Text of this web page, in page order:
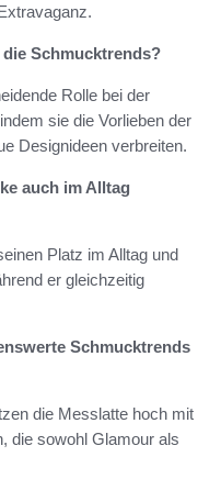
Schmucktrends?
Rolle bei der
sie die Vorlieben der
Designideen verbreiten.
auch im Alltag
Platz im Alltag und
er gleichzeitig
Schmucktrends
die Messlatte hoch mit
die sowohl Glamour als